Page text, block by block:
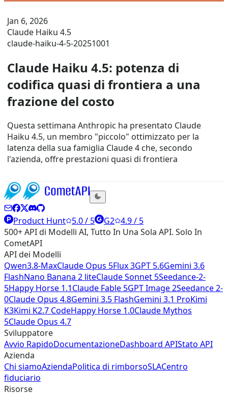
Jan 6, 2026
Claude Haiku 4.5
claude-haiku-4-5-20251001
Claude Haiku 4.5: potenza di
codifica quasi di frontiera a una
frazione del costo
Questa settimana Anthropic ha presentato Claude
Haiku 4.5, un membro "piccolo" ottimizzato per la
latenza della sua famiglia Claude 4 che, secondo
l'azienda, offre prestazioni quasi di frontiera
Product Hunt 5.0 / 5 G2 4.9 / 5
500+ API di Modelli AI, Tutto In Una Sola API. Solo In
CometAPI
API dei Modelli
Qwen3.8-MaxClaude Opus 5Flux 3GPT 5.6Gemini 3.6
FlashNano Banana 2 liteClaude Sonnet 5Seedance-2-
5Happy Horse 1.1Claude Fable 5GPT Image 2Seedance 2-
0Claude Opus 4.8Gemini 3.5 FlashGemini 3.1 ProKimi
K3Kimi K2.7 CodeHappy Horse 1.0Claude Mythos
5Claude Opus 4.7
Sviluppatore
Avvio RapidoDocumentazioneDashboard APIStato API
Azienda
Chi siamoAziendaPolitica di rimborsoSLACentro
fiduciario
Risorse